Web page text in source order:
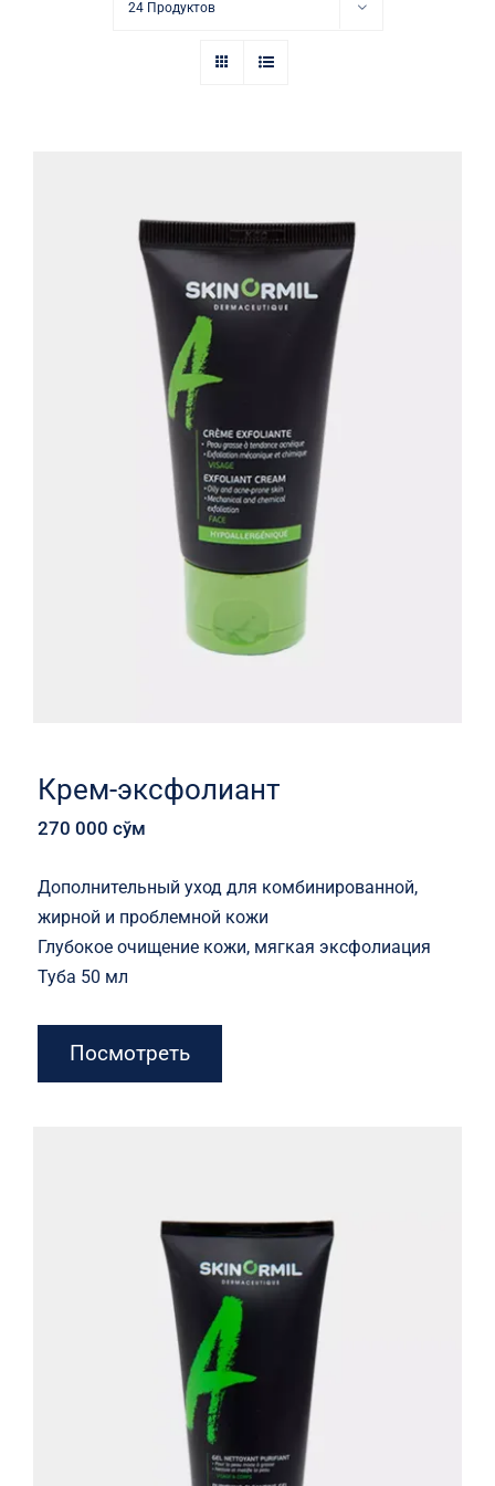
Купить в аптеке24 Продуктов
Крем-эксфолиант
Крем-эксфолиант
270 000сўм
Дополнительный уход для комбинированной,
жирной и проблемной кожи
Глубокое очищение кожи, мягкая эксфолиация
Туба 50 мл
Посмотреть
Очищающий гель